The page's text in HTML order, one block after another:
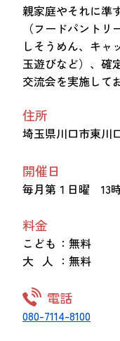
新着情
親家庭やそれに準
（フードパント
しそうめん、キャ
玉遊びなど）、確
交流会を実施して
住所
埼玉県川口市東川
開催日
毎月第１日曜 13
料金
こども ：無料
大 人 ：無料
電話
080-7114-8100